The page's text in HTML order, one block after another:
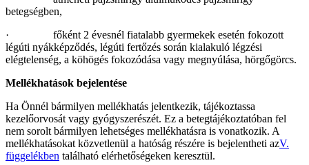
betegségben,
· főként 2 évesnél fiatalabb gyermekek esetén fokozott
légúti nyákképződés, légúti fertőzés során kialakuló légzési
elégtelenség, a köhögés fokozódása vagy megnyúlása, hörgőgörcs.
Mellékhatások bejelentése
Ha Önnél bármilyen mellékhatás jelentkezik, tájékoztassa
kezelőorvosát vagy gyógyszerészét. Ez a betegtájékoztatóban fel
nem sorolt bármilyen lehetséges mellékhatásra is vonatkozik. A
mellékhatásokat közvetlenül a hatóság részére is bejelentheti azV.
függelékben található elérhetőségeken keresztül.